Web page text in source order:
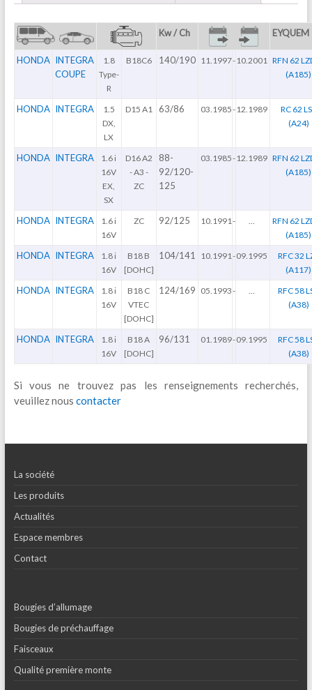
Kw / Ch EYQUEM
HONDA INTEGRA
COUPE
1.8
Type-
R
B18C6 140/190 11.1997-10.2001 RFN 62
(A185)
HONDA INTEGRA
1.5
DX,
LX
D15 A1 63/86 03.1985-12.1989
RC 62
(A24)
HONDA INTEGRA
1.6 i
16V
EX,
SX
D16 A2
- A3 -
ZC
88-
92/120-
125
03.1985-12.1989 RFN 62
(A185)
HONDA INTEGRA
1.6 i
16V
ZC 92/125 10.1991 -
RFN 62
(A185)
HONDA INTEGRA
1.8 i
16V
B18 B
[DOHC]
104/141 10.1991 -09.1995
RFC 32
(A117)
HONDA INTEGRA
1.8 i
16V
B18 C
VTEC
[DOHC]
124/169 05.1993-
RFC 58
(A38)
HONDA INTEGRA
1.8 i
16V
B18 A
[DOHC]
96/131 01.1989-09.1995
RFC 58
(A38)
Si vous ne trouvez pas les renseignements recherchés,
veuillez nous contacter
La société
Les produits
Actualités
Espace membres
Contact
Bougies d’allumage
Bougies de préchauffage
Faisceaux
Qualité première monte